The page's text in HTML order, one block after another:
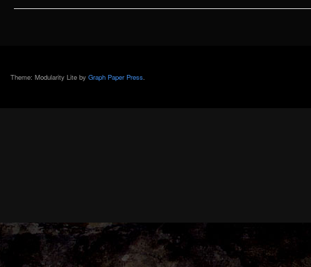
Theme: Modularity Lite by Graph Paper Press.